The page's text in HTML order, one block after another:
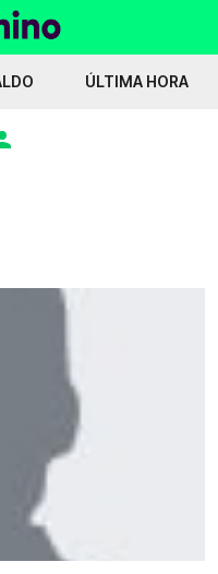
que Doué devia ter sido expulso
ÚLTIMA HORA